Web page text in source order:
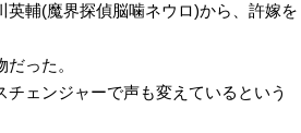
輔(魔界探偵脳噛ネウロ)から、許嫁を
った。
ェンジャーで声も変えているという